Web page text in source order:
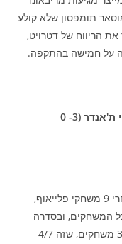
תומפסון שלא קולע
הריווח של דטרויט,
על חמישה בהתקפה.
5:30 לוס אנג'לס לייקרס – אוקלהומה סיטי ת'אנדר (3- 0
. אחרי 9 משחקי פלייאוף,
לשלוש בכל המשחקים, ובסדרה
הזאת הוא עם 12/21 לשלוש (57.1%) אחרי 3 משחקים, שזה 4/7